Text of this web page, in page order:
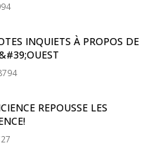
INQUIETS À PROPOS DE
REPOUSSE LES